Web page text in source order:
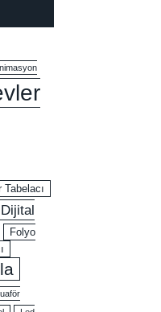
Tabelacı
Dijital
Folyo